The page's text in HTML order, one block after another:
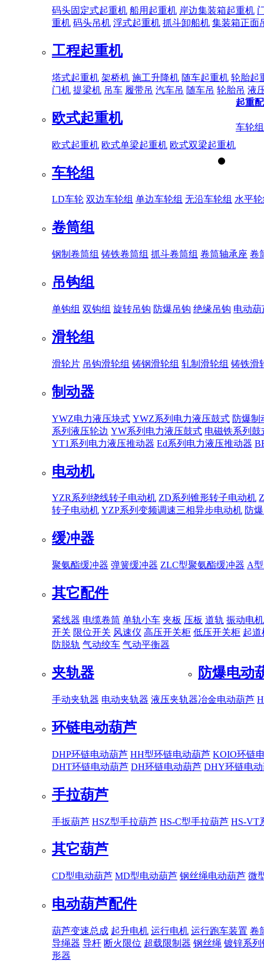
码头固定式起重机 船用起重机 岸边集装箱起重机
重机 码头吊机 浮式起重机 抓斗卸船机 集装箱正面
工程起重机
塔式起重机 架桥机 施工升降机 随车起重机 轮胎起
门机 提梁机 吊车 履带吊 汽车吊 随车吊 轮胎吊 液
欧式起重机
欧式起重机 欧式单梁起重机 欧式双梁起重机
起重
车轮组
车轮组
LD车轮 双边车轮组 单边车轮组 无沿车轮组 水平
卷筒组
钢制卷筒组 铸铁卷筒组 抓斗卷筒组 卷筒轴承座 卷
吊钩组
单钩组 双钩组 旋转吊钩 防爆吊钩 绝缘吊钩 电动
滑轮组
滑轮片 吊钩滑轮组 铸钢滑轮组 轧制滑轮组 铸铁滑
制动器
YWZ电力液压块式 YWZ系列电力液压鼓式 防爆制
系列液压轮边 YW系列电力液压鼓式 电磁铁系列鼓
YT1系列电力液压推动器 Ed系列电力液压推动器
电动机
YZR系列绕线转子电动机 ZD系列锥形转子电动机
转子电动机 YZP系列变频调速三相异步电动机 防
缓冲器
聚氨酯缓冲器 弹簧缓冲器 ZLC型聚氨酯缓冲器 A
其它配件
紧线器 电缆卷筒 单轨小车 夹板 压板 道轨 振动电机
开关 限位开关 风速仪 高压开关柜 低压开关柜 起道
防脱轨 气动绞车 气动平衡器
夹轨器
手动夹轨器 电动夹轨器 液压夹轨器
防爆电动
冶金电动葫芦
环链电动葫芦
DHP环链电动葫芦 HH型环链电动葫芦 KOIO环链
DHT环链电动葫芦 DH环链电动葫芦 DHY环链电
手拉葫芦
手扳葫芦 HSZ型手拉葫芦 HS-C型手拉葫芦 HS-VT
其它葫芦
CD型电动葫芦 MD型电动葫芦 钢丝绳电动葫芦 微
电动葫芦配件
葫芦变速总成 起升电机 运行电机 运行跑车装置 卷
导绳器 导杆 断火限位 超载限制器 钢丝绳 镀锌系列
形器